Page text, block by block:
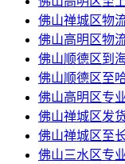
佛山禅城区物
佛山高明区物
佛山顺德区到
佛山顺德区至
佛山高明区专
佛山禅城区发
佛山禅城区至
佛山三水区专